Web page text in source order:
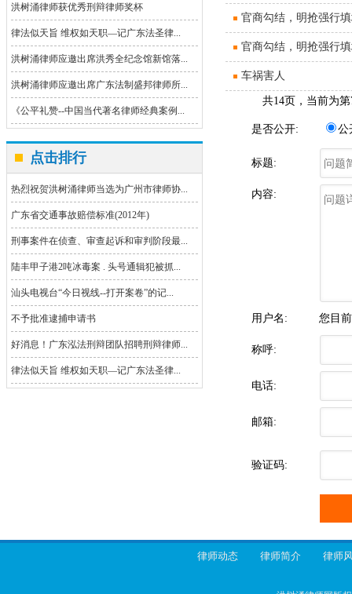
洪树涌律师获优秀刑辩律师奖杯
律法似天旨 维权如天职—记广东法圣律...
洪树涌律师应邀出席洪秀全纪念馆新馆落...
洪树涌律师应邀出席广东法制盛邦律师所...
《公平礼赞--中国当代著名律师经典案例...
点击排行
热烈祝贺洪树涌律师当选为广州市律师协...
广东省交通事故赔偿标准(2012年)
刑事案件在侦查、审查起诉和审判阶段最...
陆丰甲子港2吨冰毒案 . 头号通辑犯被抓...
汕头电视台“今日视线--打开案卷”的记...
不予批准逮捕申请书
好消息！广东泓法刑辩团队招聘刑辩律师...
律法似天旨 维权如天职—记广东法圣律...
官商勾结，明抢强行
官商勾结，明抢强行
车祸害人
共14页，当前为
是否公开: 公
标题:
内容:
用户名: 您目
称呼:
电话:
邮箱:
验证码:
律师动态 律师简介 律师